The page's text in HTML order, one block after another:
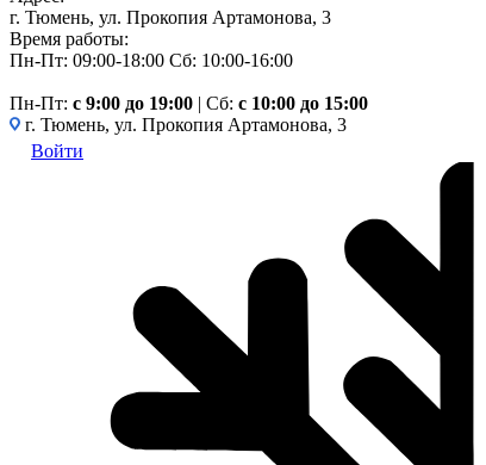
г. Тюмень, ул. Прокопия Артамонова, 3
Время работы:
Пн-Пт: 09:00-18:00 Сб: 10:00-16:00
Пн-Пт: c 9:00 до 19:00 | Сб: с 10:00 до 15:00
г. Тюмень, ул. Прокопия Артамонова, 3
Войти